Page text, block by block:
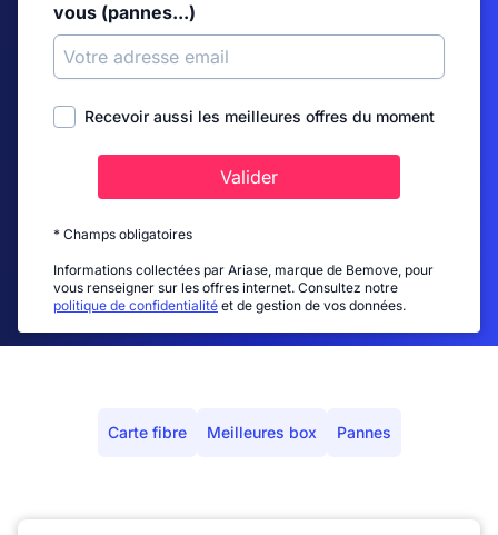
vous (pannes...)
Recevoir aussi les meilleures offres du moment
Valider
* Champs obligatoires
Informations collectées par Ariase, marque de Bemove, pour
vous renseigner sur les offres internet. Consultez notre
politique de confidentialité et de gestion de vos données.
Carte fibre Meilleures box Pannes